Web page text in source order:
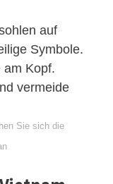
auf
Symbole.
am Kopf.
vermeide
Sie sich die